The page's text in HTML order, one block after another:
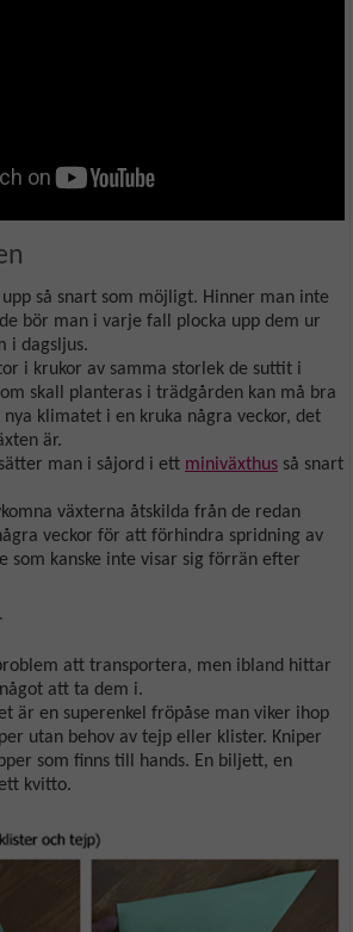
upp så snart som möjligt. Hinner man inte
bör man i varje fall plocka upp dem ur
i dagsljus.
i krukor av samma storlek de suttit i
skall planteras i trädgården kan må bra
klimatet i en kruka några veckor, det
är.
man i såjord i ett miniväxthus så snart
växterna åtskilda från de redan
veckor för att förhindra spridning av
som kanske inte visar sig förrän efter
att transportera, men ibland hittar
att ta dem i.
är en superenkel fröpåse man viker ihop
utan behov av tejp eller klister. Kniper
som finns till hands. En biljett, en
kvitto.